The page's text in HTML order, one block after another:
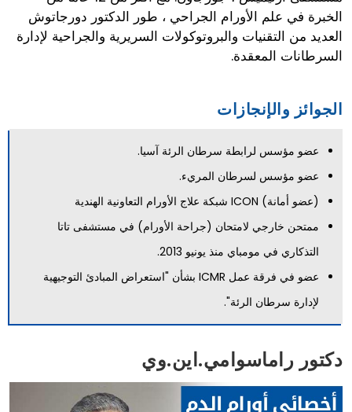
الخبرة في علم الأورام الجراحي ، طور الدكتور دورجاتوش
العديد من التقنيات والبروتوكولات السريرية والجراحية لإدارة
السرطانات المعقدة.
الجوائز والإنجازات
عضو مؤسس لرابطة سرطان الرئة آسيا.
عضو مؤسس لسرطان المريء.
(عضو أمانة) ICON شبكة علاج الأورام التعاونية الهندية
ممتحن خارجي لامتحان (جراحة الأورام) في مستشفى تاتا
التذكاري في مومباي منذ يونيو 2013.
عضو في فرقة عمل ICMR بشأن "استعراض المبادئ التوجيهية
لإدارة سرطان الرئة".
دكتور راماسوامي.اين.وي